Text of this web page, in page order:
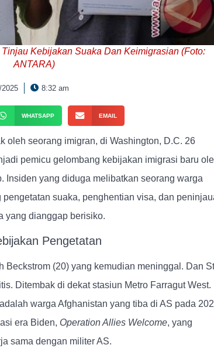
Kebijakan Suaka Dan Keimigrasian (Foto:
ANTARA)
8:32 am
WHATSAPP EMAIL
oleh seorang imigran, di Washington, D.C. 26
pemicu gelombang kebijakan imigrasi baru
Insiden yang diduga melibatkan seorang warga
suaka, penghentian visa, dan
yang dianggap berisiko.
Pengetatan
(20) yang kemudian meninggal. Dan
Ditembak di dekat stasiun Metro Farragut West.
warga Afghanistan yang tiba di AS pada
era Biden, Operation Allies Welcome, yang
sama dengan militer AS.